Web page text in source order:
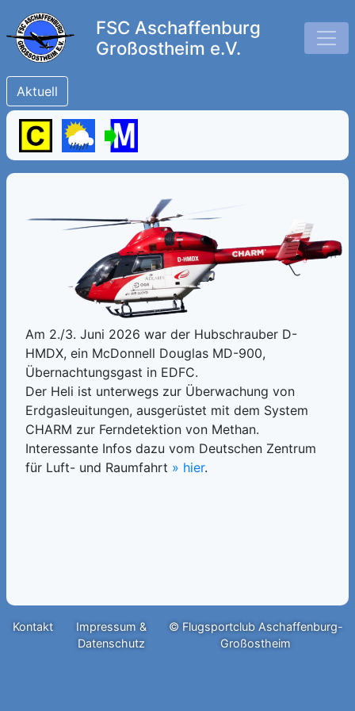
FSC Aschaffenburg
Großostheim e.V.
Am 2./3. Juni 2026 war der Hubschrauber D-
HMDX, ein McDonnell Douglas MD-900,
Übernachtungsgast in EDFC.
Der Heli ist unterwegs zur Überwachung von
Erdgasleuitungen, ausgerüstet mit dem System
CHARM zur Ferndetektion von Methan.
Interessante Infos dazu vom Deutschen Zentrum
für Luft- und Raumfahrt » hier.
Aktuell
Kontakt
Impressum &
Datenschutz
© Flugsportclub Aschaffenburg-
Großostheim